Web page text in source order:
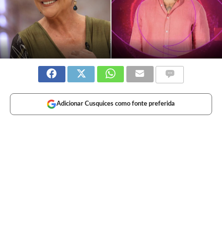
Adicionar Cusquices como fonte preferida